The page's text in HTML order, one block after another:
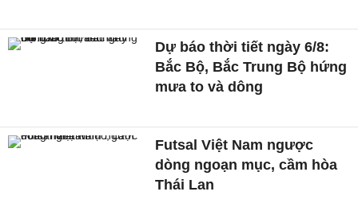
Dự báo thời tiết ngày 6/8:
Bắc Bộ, Bắc Trung Bộ hứng
mưa to và dông
Futsal Việt Nam ngược
dòng ngoạn mục, cầm hòa
Thái Lan